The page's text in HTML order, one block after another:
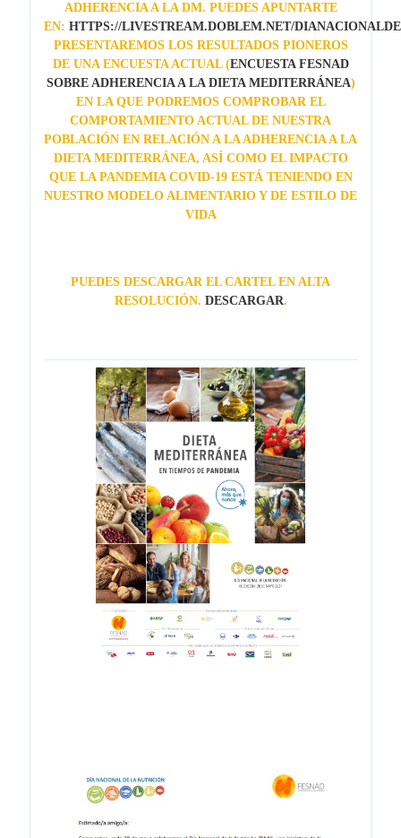
ADHERENCIA A LA DM. PUEDES APUNTARTE
EN: HTTPS://LIVESTREAM.DOBLEM.NET/
PRESENTAREMOS LOS RESULTADOS PIONEROS
DE UNA ENCUESTA ACTUAL (ENCUESTA FESNAD
SOBRE ADHERENCIA A LA DIETA MEDITERRÁNEA)
EN LA QUE PODREMOS COMPROBAR EL
COMPORTAMIENTO ACTUAL DE NUESTRA
POBLACIÓN EN RELACIÓN A LA ADHERENCIA A LA
DIETA MEDITERRÁNEA, ASÍ COMO EL IMPACTO
QUE LA PANDEMIA COVID-19 ESTÁ TENIENDO EN
NUESTRO MODELO ALIMENTARIO Y DE ESTILO DE
VIDA
PUEDES DESCARGAR EL CARTEL EN ALTA
RESOLUCIÓN. DESCARGAR.